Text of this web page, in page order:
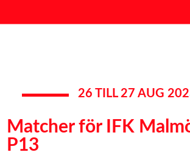
26 TILL 27 AUG
Matcher för IFK
P13